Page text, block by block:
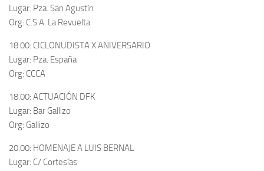
Lugar: Pza. San Agustín
Org: C.S.A. La Revuelta
18.00: CICLONUDISTA X ANIVERSARIO
Lugar: Pza. España
Org: CCCA
18.00: ACTUACIÓN DFK
Lugar: Bar Gallizo
Org: Gallizo
20.00: HOMENAJE A LUIS BERNAL
Lugar: C/ Cortesías